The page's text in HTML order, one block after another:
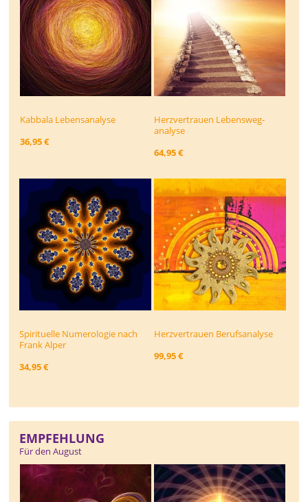
Kabbala Lebensanalyse
36,95 €
Herzvertrauen Lebensweg­
analyse
64,95 €
Spirituelle Numerologie nach
Frank Alper
34,95 €
Herzvertrauen Berufsanalyse
99,95 €
EMPFEHLUNG
Für den August